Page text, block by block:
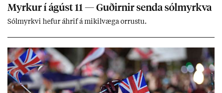
Myrk­ur í ág­úst 11 — Guð­irn­ir senda sól­myrkva
Sól­myrkvi hef­ur áhrif á mik­il­væga orr­ustu.